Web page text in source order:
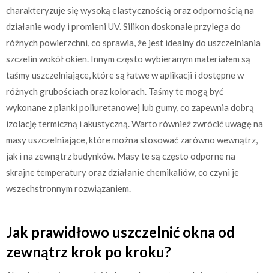
charakteryzuje się wysoką elastycznością oraz odpornością na
działanie wody i promieni UV. Silikon doskonale przylega do
różnych powierzchni, co sprawia, że jest idealny do uszczelniania
szczelin wokół okien. Innym często wybieranym materiałem są
taśmy uszczelniające, które są łatwe w aplikacji i dostępne w
różnych grubościach oraz kolorach. Taśmy te mogą być
wykonane z pianki poliuretanowej lub gumy, co zapewnia dobrą
izolację termiczną i akustyczną. Warto również zwrócić uwagę na
masy uszczelniające, które można stosować zarówno wewnątrz,
jak i na zewnątrz budynków. Masy te są często odporne na
skrajne temperatury oraz działanie chemikaliów, co czyni je
wszechstronnym rozwiązaniem.
Jak prawidłowo uszczelnić okna od
zewnątrz krok po kroku?